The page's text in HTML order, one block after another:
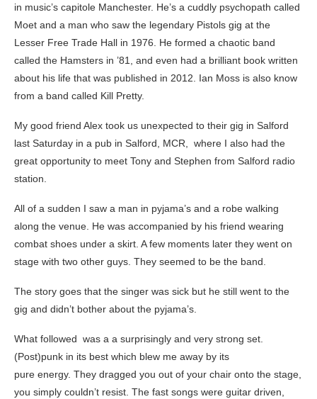
in music’s capitole Manchester. He’s a cuddly psychopath called
Moet and a man who saw the legendary Pistols gig at the
Lesser Free Trade Hall in 1976. He formed a chaotic band
called the Hamsters in ’81, and even had a brilliant book written
about his life that was published in 2012. Ian Moss is also know
from a band called Kill Pretty.
My good friend Alex took us unexpected to their gig in Salford
last Saturday in a pub in Salford, MCR, where I also had the
great opportunity to meet Tony and Stephen from Salford radio
station.
All of a sudden I saw a man in pyjama’s and a robe walking
along the venue. He was accompanied by his friend wearing
combat shoes under a skirt. A few moments later they went on
stage with two other guys. They seemed to be the band.
The story goes that the singer was sick but he still went to the
gig and didn’t bother about the pyjama’s.
What followed was a a surprisingly and very strong set.
(Post)punk in its best which blew me away by its
pure energy. They dragged you out of your chair onto the stage,
you simply couldn’t resist. The fast songs were guitar driven,